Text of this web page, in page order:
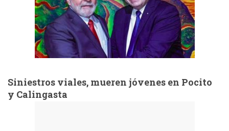
Siniestros viales, mueren jóvenes en Pocito
y Calingasta